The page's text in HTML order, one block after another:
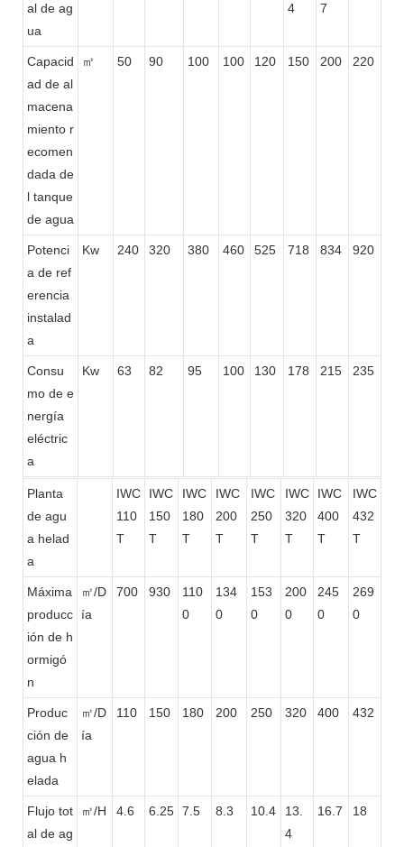
al de ag
ua
4 7
Capacid
ad de al
macena
miento r
ecomen
dada de
l tanque
de agua
㎡ 50 90 100 100 120 150 200 220
Potenci
a de ref
erencia
instalad
a
Kw 240 320 380 460 525 718 834 920
Consu
mo de e
nergía
eléctric
a
Kw 63 82 95 100 130 178 215 235
Planta
de agu
a helad
a
IWC
110
T
IWC
150
T
IWC
180
T
IWC
200
T
IWC
250
T
IWC
320
T
IWC
400
T
IWC
432
T
Máxima
producc
ión de h
ormigó
n
㎡/D
ía
700 930
110
0
134
0
153
0
200
0
245
0
269
0
Produc
ción de
agua h
elada
㎡/D
ía
110 150 180 200 250 320 400 432
Flujo tot
al de ag
㎡/H 4.6 6.25 7.5 8.3 10.4
13.
4
16.7 18